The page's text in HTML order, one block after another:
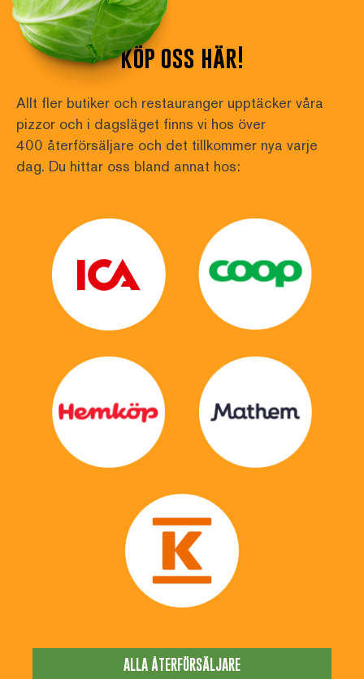
köp oss här!
Allt fler butiker och restauranger upptäcker våra
pizzor och i dagsläget finns vi hos över
400 återförsäljare och det tillkommer nya varje
dag. Du hittar oss bland annat hos:
ALLA ÅTERFÖRSÄLJARE